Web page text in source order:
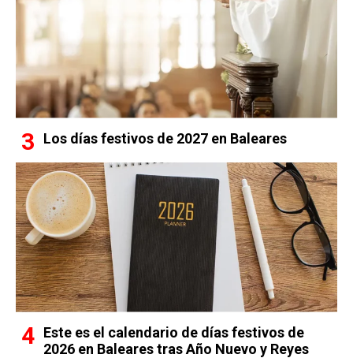
Los días festivos de 2027 en Baleares
Este es el calendario de días festivos de
2026 en Baleares tras Año Nuevo y Reyes